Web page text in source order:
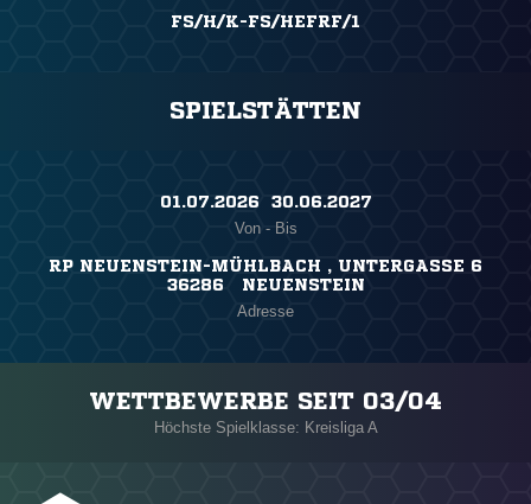
FS/H/K-FS/HEFRF/1
SPIELSTÄTTEN
01.07.2026 ​ 30.06.2027
Von - Bis
RP NEUENSTEIN-MÜHLBACH , UNTERGASSE 6
36286 NEUENSTEIN
Adresse
WETTBEWERBE SEIT 03/04
Höchste Spielklasse: Kreisliga A